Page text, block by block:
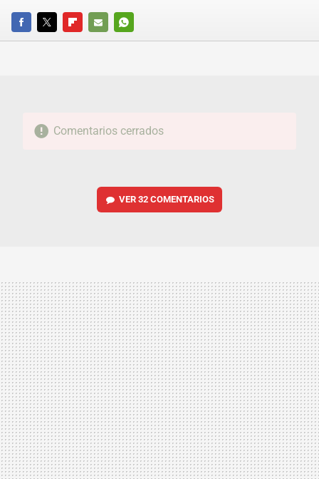
FACEBOOKTWITTERFLIPBOARD
E-
WHATSAPP
Comentarios cerrados
VER 32 COMENTARIOS